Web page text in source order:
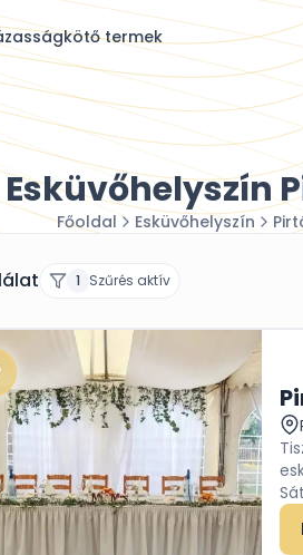
termek
Esküvőhelyszín
Főoldal Esküvőhelyszín
1 Szűrés aktív